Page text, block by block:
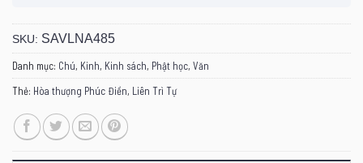
SKU: SAVLNA485
Danh mục: Chú, Kinh, Kinh sách, Phật học, Văn
Thẻ: Hòa thượng Phúc Điền, Liên Trì Tự